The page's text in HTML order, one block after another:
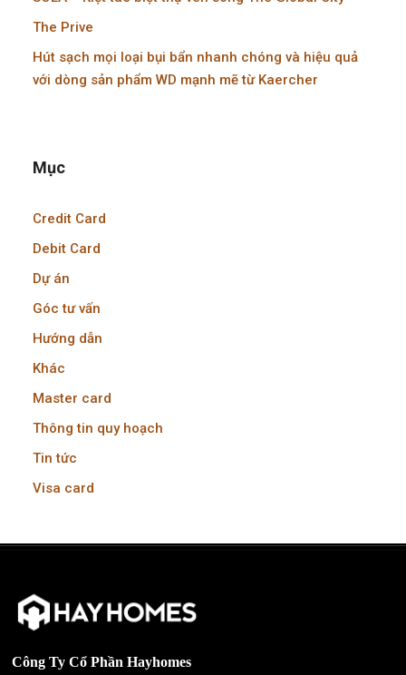
The Prive
Hút sạch mọi loại bụi bẩn nhanh chóng và hiệu quả
với dòng sản phẩm WD mạnh mẽ từ Kaercher
Mục
Credit Card
Debit Card
Dự án
Góc tư vấn
Hướng dẫn
Khác
Master card
Thông tin quy hoạch
Tin tức
Visa card
Công Ty Cổ Phần Hayhomes